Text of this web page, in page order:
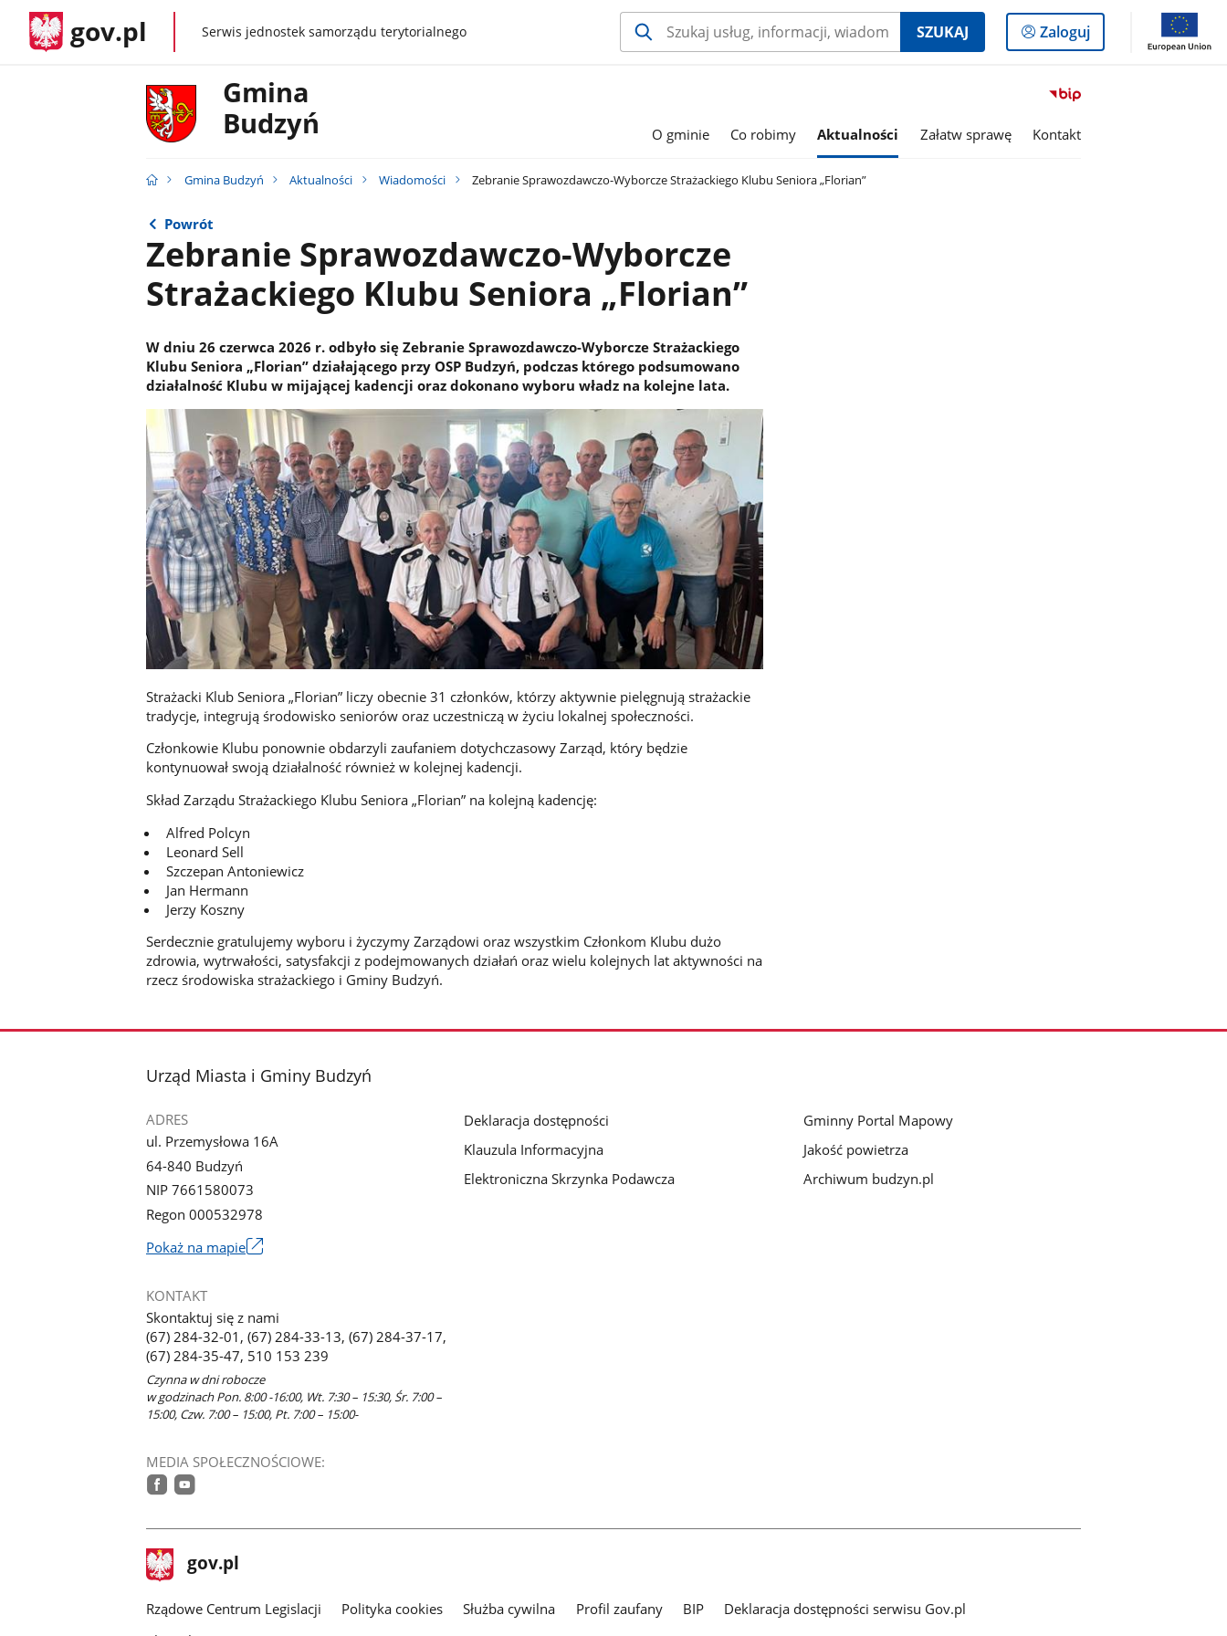
gov.pl gov.plSerwis jednostek samorządu terytorialnego SZUKAJ
Logowanie
do
Zaloguj
Przejdź
serwisu
Gmina
Budzyń
O gminie Co robimy Aktualności Załatw sprawę Kontakt
Gmina Budzyń Aktualności Wiadomości Zebranie Sprawozdawczo-Wyborcze Strażackiego Klubu Seniora „Florian”
Powrót
Zebranie Sprawozdawczo-Wyborcze
Strażackiego Klubu Seniora „Florian”
W dniu 26 czerwca 2026 r. odbyło się Zebranie Sprawozdawczo-Wyborcze Strażackiego
Klubu Seniora „Florian” działającego przy OSP Budzyń, podczas którego podsumowano
działalność Klubu w mijającej kadencji oraz dokonano wyboru władz na kolejne lata.
Strażacki Klub Seniora „Florian” liczy obecnie 31 członków, którzy aktywnie pielęgnują strażackie
tradycje, integrują środowisko seniorów oraz uczestniczą w życiu lokalnej społeczności.
Członkowie Klubu ponownie obdarzyli zaufaniem dotychczasowy Zarząd, który będzie
kontynuował swoją działalność również w kolejnej kadencji.
Skład Zarządu Strażackiego Klubu Seniora „Florian” na kolejną kadencję:
Alfred Polcyn
Leonard Sell
Szczepan Antoniewicz
Jan Hermann
Jerzy Koszny
Serdecznie gratulujemy wyboru i życzymy Zarządowi oraz wszystkim Członkom Klubu dużo
zdrowia, wytrwałości, satysfakcji z podejmowanych działań oraz wielu kolejnych lat aktywności na
rzecz środowiska strażackiego i Gminy Budzyń.
stopka
Urząd Miasta i Gminy Budzyń
ADRES
ul. Przemysłowa 16A
64-840 Budzyń
NIP 7661580073
Regon 000532978
Pokaż na mapieLink
nowym
oknie
KONTAKT
Skontaktuj się z nami
(67) 284-32-01, (67) 284-33-13, (67) 284-37-17,
(67) 284-35-47, 510 153 239
Czynna w dni robocze
w godzinach Pon. 8:00 -16:00, Wt. 7:30 – 15:30, Śr. 7:00 –
15:00, Czw. 7:00 – 15:00, Pt. 7:00 – 15:00-
MEDIA SPOŁECZNOŚCIOWE:
Deklaracja dostępności
Klauzula Informacyjna
Elektroniczna Skrzynka Podawcza
Gminny Portal Mapowy
Jakość powietrza
Archiwum budzyn.pl
stopka
gov.pl Strona
gov.pl
Rządowe Centrum Legislacji Polityka cookies Służba cywilna Profil zaufany BIP
Deklaracja dostępności serwisu Gov.pl